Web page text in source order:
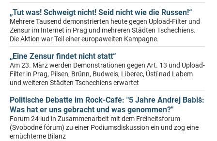
„Tut was! Schweigt nicht! Seid nicht wie die Russen!“
Mehrere Tausend demonstrierten heute gegen Upload-Filter und
Zensur im Internet in Prag und mehreren Städten Tschechiens.
Die Aktion war Teil einer europaweiten Kampagne.
„Eine Zensur findet nicht statt“
Am 23. März werden Demonstrationen gegen Art. 13 und Upload-
Filter in Prag, Pilsen, Brünn, Budweis, Liberec, Ústí nad Labem
und weiteren Städten Tschechiens erwartet
Politische Debatte im Rock-Café: "5 Jahre Andrej Babiš:
Was hat er uns gebracht und was genommen?"
Forum 24 lud in Zusammenarbeit mit dem Freiheitsforum
(Svobodné fórum) zu einer Podiumsdiskussion ein und zog eine
ernüchterne Bilanz